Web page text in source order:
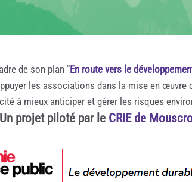
de son plan "En route vers le
les associations dans la mise en
à mieux anticiper et gérer les risques
Un projet piloté par le CRIE de